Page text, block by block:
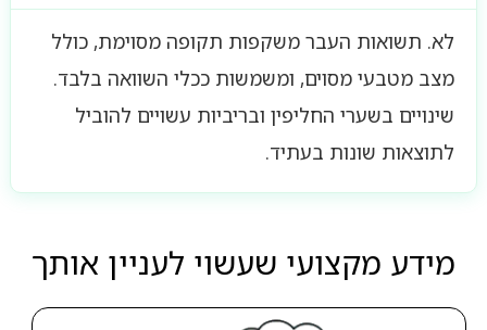
לא. תשואות העבר משקפות תקופה מסוימת, כולל
מצב מטבעי מסוים, ומשמשות ככלי השוואה בלבד.
שינויים בשערי החליפין ובריביות עשויים להוביל
לתוצאות שונות בעתיד.
מידע מקצועי שעשוי לעניין אותך